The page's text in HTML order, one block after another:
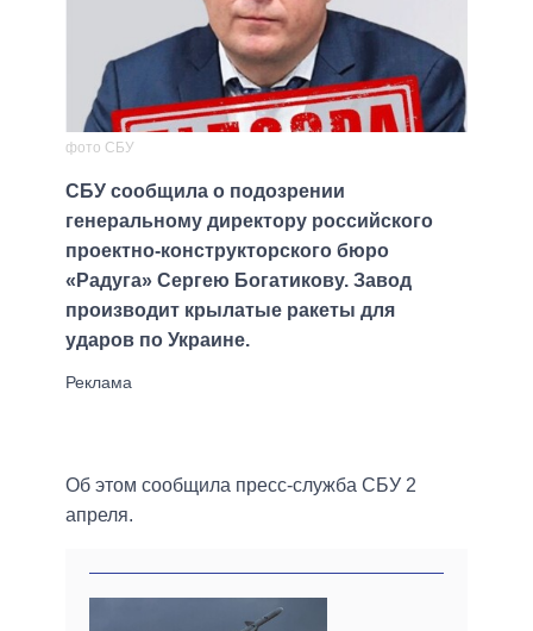
фото СБУ
СБУ сообщила о подозрении
генеральному директору российского
проектно-конструкторского бюро
«Радуга» Сергею Богатикову. Завод
производит крылатые ракеты для
ударов по Украине.
Об этом сообщила пресс-служба СБУ 2
апреля.